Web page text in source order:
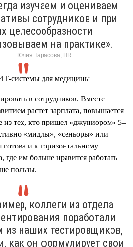
изучаем и оцениваем
сотрудников и при
целесообразности
на практике».
Юлия Тарасова, HR
в сотрудников. Вместе
растет зарплата, повышается
из тех, кто пришел «джуниором» 5–
«мидлы», «сеньоры» или
и к горизонтальному
им больше нравится работать
пользы.
коллеги из отдела
поработали
из наших тестировщиков,
как он формулирует свои